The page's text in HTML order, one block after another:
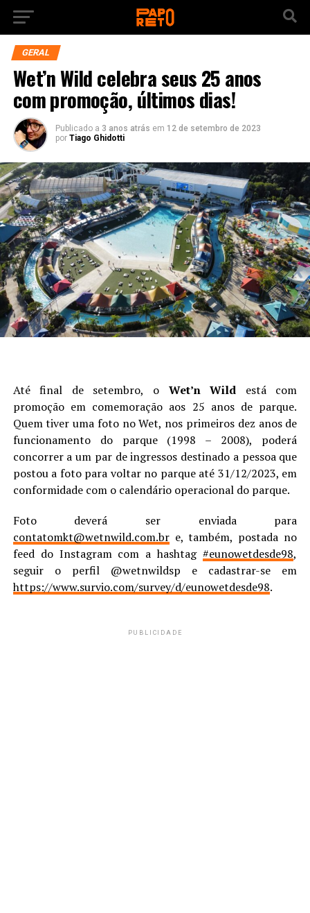
GERAL
Wet’n Wild celebra seus 25 anos
com promoção, últimos dias!
Publicado a 3 anos atrás em 12 de setembro de 2023
por Tiago Ghidotti
Até final de setembro, o Wet’n Wild está com
promoção em comemoração aos 25 anos de parque.
Quem tiver uma foto no Wet, nos primeiros dez anos de
funcionamento do parque (1998 – 2008), poderá
concorrer a um par de ingressos destinado a pessoa que
postou a foto para voltar no parque até 31/12/2023, em
conformidade com o calendário operacional do parque.
Foto deverá ser enviada para
contatomkt@wetnwild.com.bre, também, postada no
feed do Instagram com a hashtag#eunowetdesde98,
seguir o perfil @wetnwildsp e cadastrar-se em
https://www.survio.com/survey/d/eunowetdesde98.
PUBLICIDADE